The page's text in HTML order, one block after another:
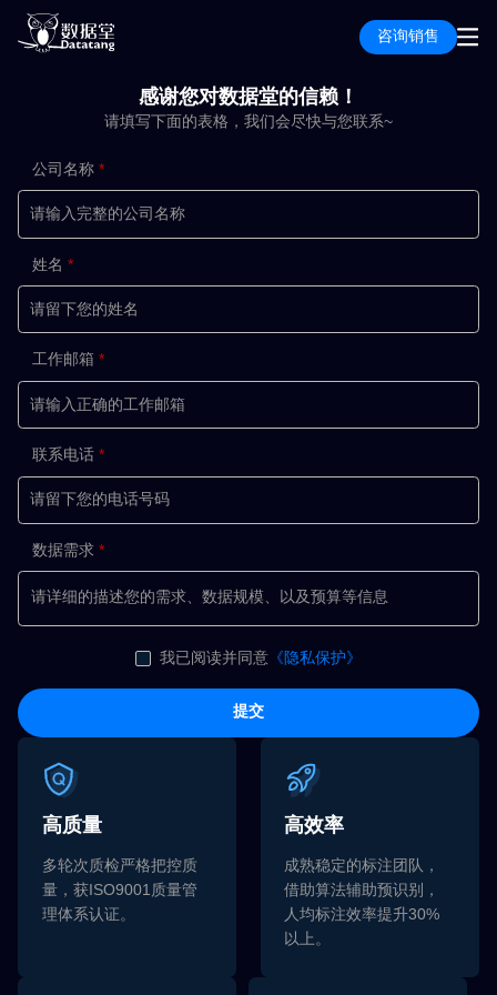
咨询销售
高质量
多轮次质检严格把控质
量，获ISO9001质量管
理体系认证。
高效率
成熟稳定的标注团队，
借助算法辅助预识别，
人均标注效率提升30%
以上。
感谢您对数据堂的信赖！
请填写下面的表格，我们会尽快与您联系~
公司名称
姓名
工作邮箱
联系电话
数据需求
我已阅读并同意 《隐私保护》
提交